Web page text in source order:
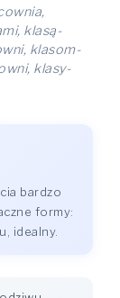
klasą-
klasom-
klasy-
bardzo
formy:
idealny.